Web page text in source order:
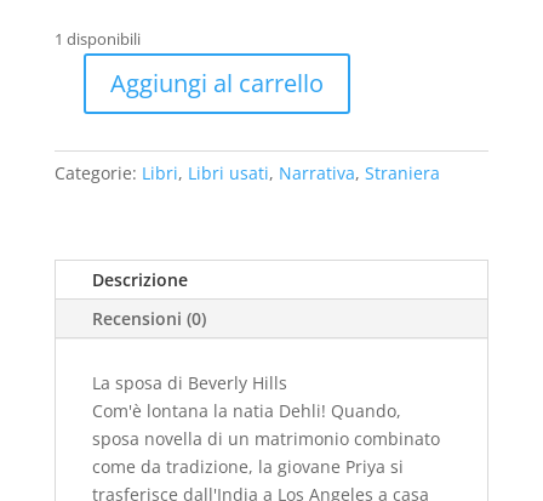
era:
€15,00.
è:
€5,00.
1 disponibili
di
Beverly
usato
quantità
Aggiungi al carrello
Categorie: Libri, Libri usati, Narrativa, Straniera
Descrizione
Recensioni (0)
La sposa di Beverly Hills
Com'è lontana la natia Dehli! Quando,
sposa novella di un matrimonio combinato
come da tradizione, la giovane Priya si
trasferisce dall'India a Los Angeles a casa